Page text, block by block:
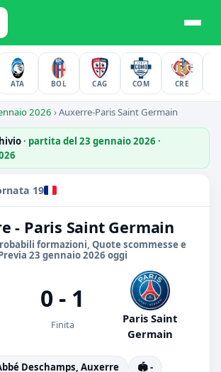
ATA BOL CAG COM CRE
2026 ›Auxerre-Paris Saint Germain
· partita del 23 gennaio 2026 ·
19
- Paris Saint Germain
formazioni, Quote scommesse e
23 gennaio 2026 oggi
0 - 1
Finita
Paris Saint
Germain
Deschamps, Auxerre
🏟️ -